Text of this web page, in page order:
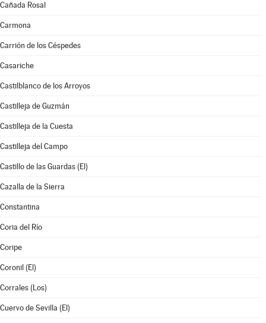
Cañada Rosal
Carmona
Carrión de los Céspedes
Casariche
Castilblanco de los Arroyos
Castilleja de Guzmán
Castilleja de la Cuesta
Castilleja del Campo
Castillo de las Guardas (El)
Cazalla de la Sierra
Constantina
Coria del Río
Coripe
Coronil (El)
Corrales (Los)
Cuervo de Sevilla (El)